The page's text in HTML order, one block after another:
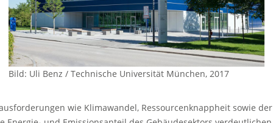
Bild: Uli Benz / Technische Universität München, 2017
wie Klimawandel, Ressourcenknappheit sowie der